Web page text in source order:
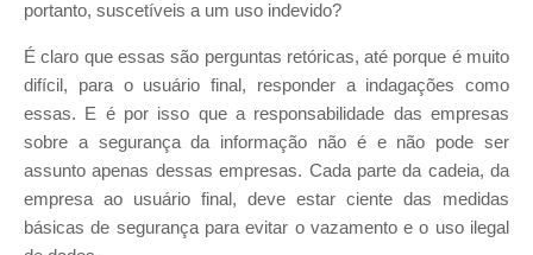
portanto, suscetíveis a um uso indevido?
É claro que essas são perguntas retóricas, até porque é muito
difícil, para o usuário final, responder a indagações como
essas. E é por isso que a responsabilidade das empresas
sobre a segurança da informação não é e não pode ser
assunto apenas dessas empresas. Cada parte da cadeia, da
empresa ao usuário final, deve estar ciente das medidas
básicas de segurança para evitar o vazamento e o uso ilegal